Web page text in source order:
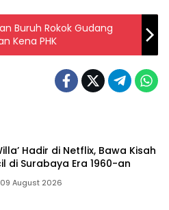
Buruh Rokok Gudang
Kena PHK
Hadir di Netflix, Bawa Kisah
di Surabaya Era 1960-an
09 August 2026